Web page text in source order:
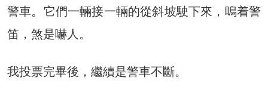
警車。它們一輛接一輛的從斜坡駛下來，嗚着警
笛，煞是嚇人。
我投票完畢後，繼續是警車不斷。